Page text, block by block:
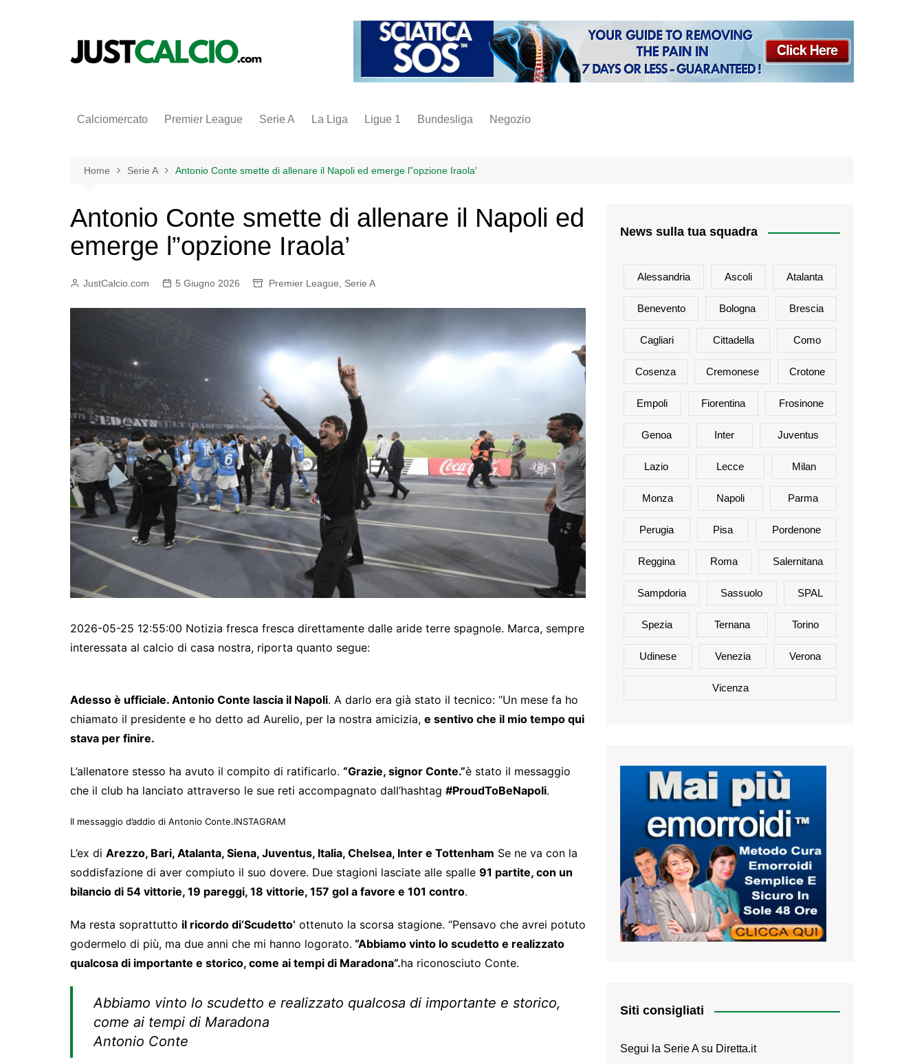
Calciomercato Premier League Serie A La Liga Ligue 1 Bundesliga Negozio
napoli
Home Serie A Antonio Conte smette di allenare il Napoli ed emerge l”opzione Iraola’
Antonio Conte smette di allenare il Napoli ed
emerge l”opzione Iraola’
JustCalcio.com 5 Giugno 2026 Premier League Serie A
2026-05-25 12:55:00 Notizia fresca fresca direttamente dalle aride terre spagnole. Marca, sempre
interessata al calcio di casa nostra, riporta quanto segue:
Adesso è ufficiale. Antonio Conte lascia il Napoli. A darlo era già stato il tecnico: “Un mese fa ho
chiamato il presidente e ho detto ad Aurelio, per la nostra amicizia, e sentivo che il mio tempo qui
stava per finire.
L’allenatore stesso ha avuto il compito di ratificarlo. “Grazie, signor Conte.”è stato il messaggio
che il club ha lanciato attraverso le sue reti accompagnato dall’hashtag #ProudToBeNapoli.
Il messaggio d’addio di Antonio Conte.INSTAGRAM
L’ex di Arezzo, Bari, Atalanta, Siena, Juventus, Italia, Chelsea, Inter e Tottenham Se ne va con la
soddisfazione di aver compiuto il suo dovere. Due stagioni lasciate alle spalle 91 partite, con un
bilancio di 54 vittorie, 19 pareggi, 18 vittorie, 157 gol a favore e 101 contro.
Ma resta soprattutto il ricordo di‘Scudetto’ ottenuto la scorsa stagione. “Pensavo che avrei potuto
godermelo di più, ma due anni che mi hanno logorato. “Abbiamo vinto lo scudetto e realizzato
qualcosa di importante e storico, come ai tempi di Maradona”.ha riconosciuto Conte.
Abbiamo vinto lo scudetto e realizzato qualcosa di importante e storico,
come ai tempi di Maradona
Antonio Conte
News sulla tua squadra
Alessandria Ascoli Atalanta
Benevento Bologna Brescia
Cagliari Cittadella Como
Cosenza Cremonese Crotone
Empoli Fiorentina Frosinone
Genoa Inter Juventus
Lazio Lecce Milan
Monza Napoli Parma
Perugia Pisa Pordenone
Reggina Roma Salernitana
Sampdoria Sassuolo SPAL
Spezia Ternana Torino
Udinese Venezia Verona
Vicenza
Siti consigliati
Segui la Serie A su Diretta.it